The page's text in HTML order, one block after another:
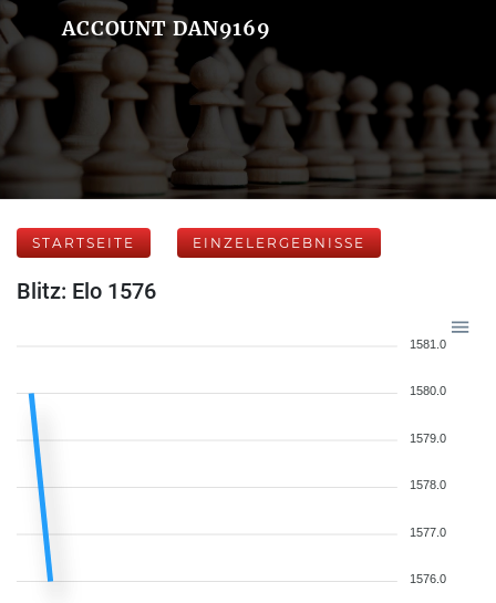
ACCOUNT DAN9169
STARTSEITE EINZELERGEBNISSE
Blitz: Elo 1576
1581.0
1580.0
1579.0
1578.0
1577.0
1576.0